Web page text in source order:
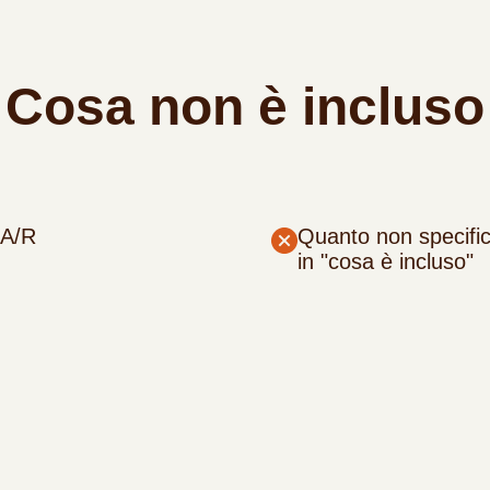
Cosa non è incluso
R
Quanto non
in "cosa è incluso"